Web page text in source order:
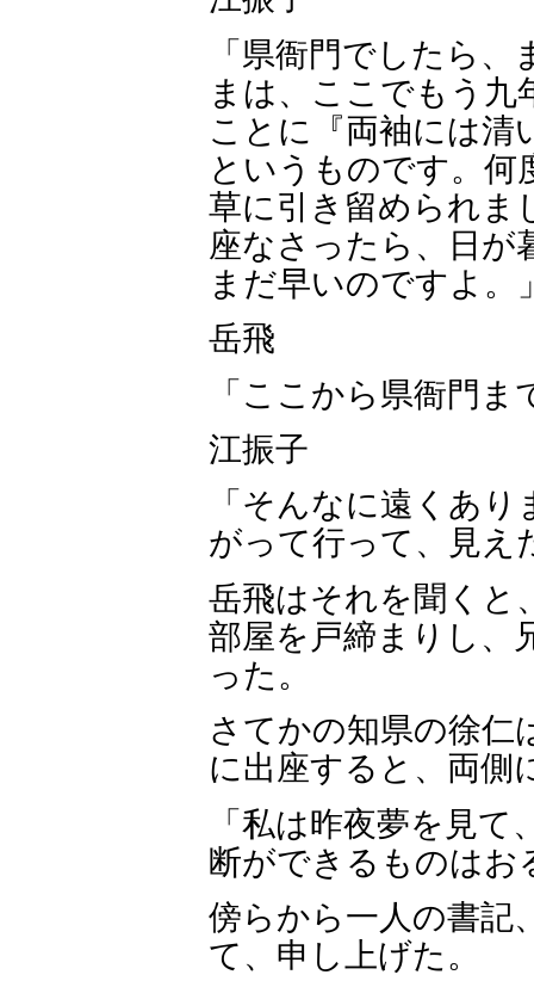
「県衙門でしたら
まは、ここでもう九
ことに『両袖には清
というものです。
草に引き留められま
座なさったら、日が
まだ早いのですよ。
岳飛
「ここから県衙門
江振子
「そんなに遠くあ
がって行って、見え
岳飛はそれを聞くと
部屋を戸締まりし、
った。
さてかの知県の徐仁
に出座すると、両側
「私は昨夜夢を見
断ができるものはお
傍らから一人の書記
て、申し上げた。